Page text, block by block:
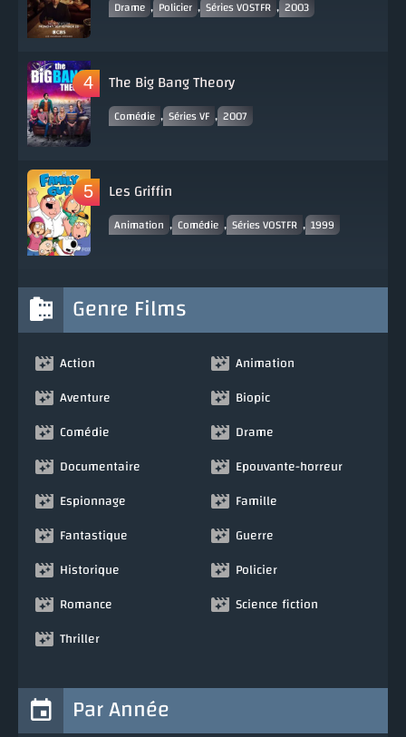
Drame , Policier , Séries VOSTFR , 2003
The Big Bang Theory
Comédie , Séries VF , 2007
Les Griffin
Animation , Comédie , Séries VOSTFR , 1999
Genre Films
Action
Animation
Aventure
Biopic
Comédie
Drame
Documentaire
Epouvante-horreur
Espionnage
Famille
Fantastique
Guerre
Historique
Policier
Romance
Science fiction
Thriller
Par Année